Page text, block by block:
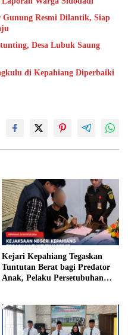
Gunung Resmi Dilantik, Siap
Desa Lubuk Saung
di Kepahiang Diperbaiki
Kejari Kepahiang Tegaskan
Tuntutan Berat bagi Predator
Anak, Pelaku Persetubuhan
Penjara